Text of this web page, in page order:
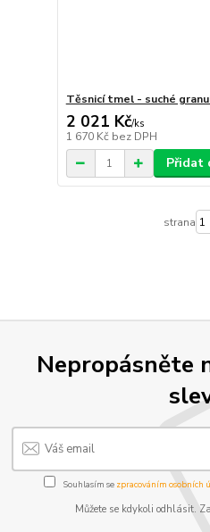
Těsnicí tmel - suché
2 021 Kč/ks
1 670 Kč bez DPH
Přidat
strana
Nepropásněte
Souhlasím se zpracováním osobních
Můžete se kdykoli odhlásit.